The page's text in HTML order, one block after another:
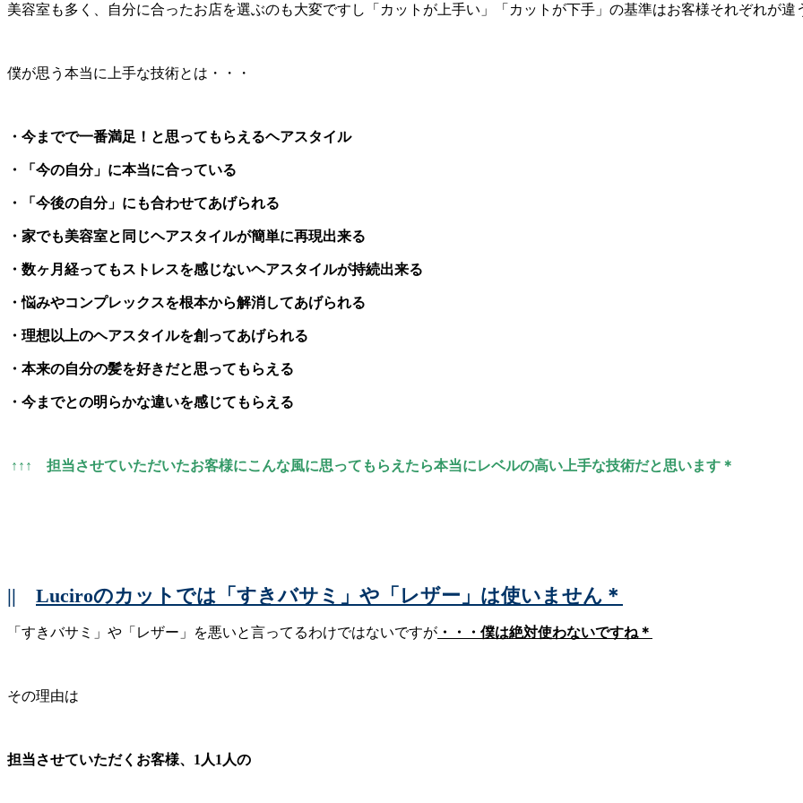
美容室も多く、自分に合ったお店を選ぶのも大変ですし「カットが上手い」「カットが下手」の基準はお客様それぞれが違
僕が思う本当に上手な技術とは・・・
・今までで一番満足！と思ってもらえるヘアスタイル
・「今の自分」に本当に合っている
・「今後の自分」にも合わせてあげられる
・家でも美容室と同じヘアスタイルが簡単に再現出来る
・数ヶ月経ってもストレスを感じないヘアスタイルが持続出来る
・悩みやコンプレックスを根本から解消してあげられる
・理想以上のヘアスタイルを創ってあげられる
・本来の自分の髪を好きだと思ってもらえる
・今までとの明らかな違いを感じてもらえる
↑↑↑ 担当させていただいたお客様にこんな風に思ってもらえたら本当にレベルの高い上手な技術だと思います＊
|| Luciroのカットでは「すきバサミ」や「レザー」は使いません＊
「すきバサミ」や「レザー」を悪いと言ってるわけではないですが ・・・僕は絶対使わないですね＊
その理由は
担当させていただくお客様、1人1人の